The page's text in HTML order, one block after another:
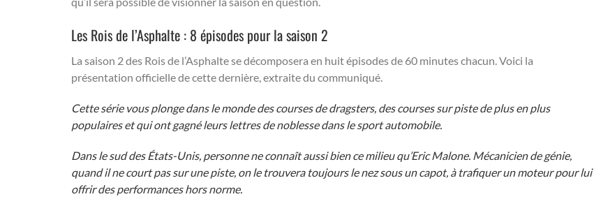
Les Rois de l’Asphalte : 8 épisodes pour la saison 2
La saison 2 des Rois de l’Asphalte se décomposera en huit épisodes de 60 minutes chacun. Voici la
présentation officielle de cette dernière, extraite du communiqué.
Cette série vous plonge dans le monde des courses de dragsters, des courses sur piste de plus en plus
populaires et qui ont gagné leurs lettres de noblesse dans le sport automobile.
Dans le sud des États-Unis, personne ne connaît aussi bien ce milieu qu’Eric Malone. Mécanicien de génie,
quand il ne court pas sur une piste, on le trouvera toujours le nez sous un capot, à trafiquer un moteur pour lui
offrir des performances hors norme.